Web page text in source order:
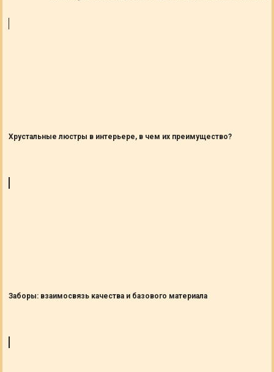
Хрустальные люстры в интерьере, в чем их преимущество?
Заборы: взаимосвязь качества и базового материала